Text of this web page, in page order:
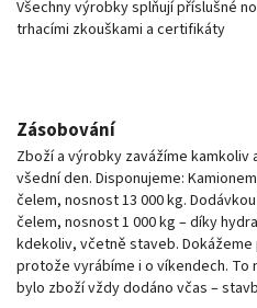
Všechny výrobky splňují příslušné
trhacími zkouškami a certifikáty
Zásobování
Zboží a výrobky zavážíme
všední den. Disponujeme:
čelem, nosnost 13 000 kg.
čelem, nosnost 1 000 kg – díky
kdekoliv, včetně staveb.
protože vyrábíme i o víkendech. To
bylo zboží vždy dodáno včas –